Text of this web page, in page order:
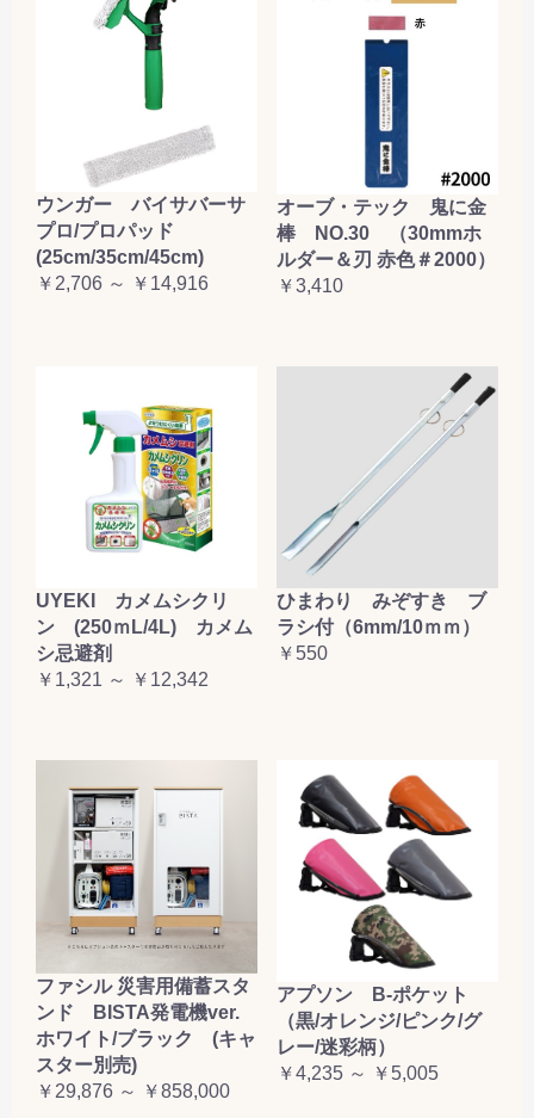
お買い物を続ける カートへ進む
ウンガー バイサバーサ
プロ/プロパッド
(25cm/35cm/45cm)
￥2,706 ～ ￥14,916
オーブ・テック 鬼に金
棒 NO.30 （30mmホ
ルダー＆刃 赤色＃2000）
￥3,410
UYEKI カメムシクリ
ン (250ｍL/4L) カメム
シ忌避剤
￥1,321 ～ ￥12,342
ひまわり みぞすき ブ
ラシ付（6mm/10ｍｍ）
￥550
ファシル 災害用備蓄スタ
ンド BISTA発電機ver.
ホワイト/ブラック (キャ
スター別売)
￥29,876 ～ ￥858,000
アプソン B-ポケット
（黒/オレンジ/ピンク/グ
レー/迷彩柄）
￥4,235 ～ ￥5,005